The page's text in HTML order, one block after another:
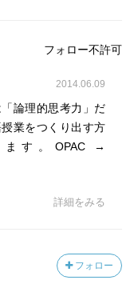
フォロー不許可
2014.06.09
論理的思考力」だ
業をつくり出す方
す。OPAC →
詳細をみる
フォロー